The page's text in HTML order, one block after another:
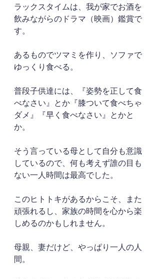
ラックスタイムは、我が家でお酒を
飲みながらのドラマ（映画）鑑賞で
す。
あるものでツマミを作り、ソファで
ゆっくり食べる。
普段子供達には、『姿勢を正して食
べなさい』とか『膝ついて食べちゃ
ダメ』『早く食べなさい』とかと
か。
そう言っている母として自分も意識
しているので、何も考えず誰の目も
ない一人時間は最高でした。
このヒトトキがあるからこそ、また
頑張れるし、家族の時間を心から楽
しめるのかもしれません。
母親、妻だけど、やっぱり一人の人
間。